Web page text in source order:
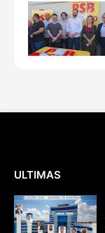
ULTIMAS